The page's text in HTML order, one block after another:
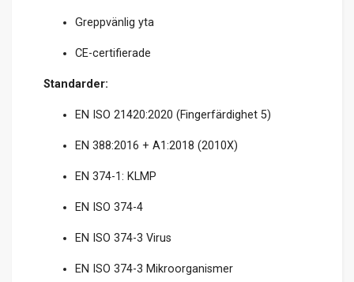
Greppvänlig yta
CE-certifierade
Standarder:
EN ISO 21420:2020 (Fingerfärdighet 5)
EN 388:2016 + A1:2018 (2010X)
EN 374-1: KLMP
EN ISO 374-4
EN ISO 374-3 Virus
EN ISO 374-3 Mikroorganismer